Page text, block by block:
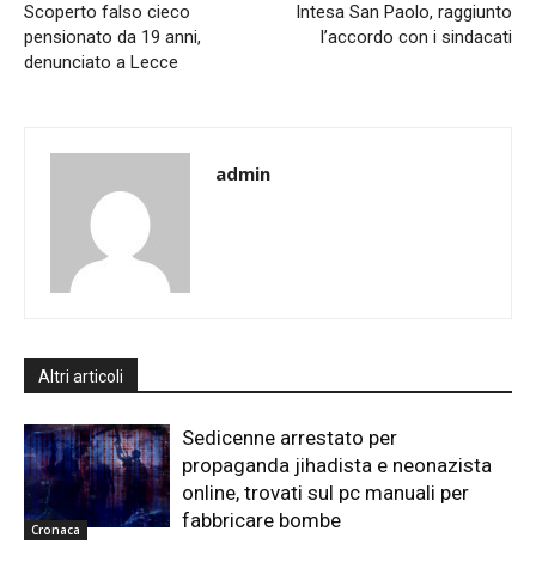
Scoperto falso cieco
pensionato da 19 anni,
denunciato a Lecce
Intesa San Paolo, raggiunto
l’accordo con i sindacati
admin
Altri articoli
Cronaca
Sedicenne arrestato per
propaganda jihadista e neonazista
online, trovati sul pc manuali per
fabbricare bombe